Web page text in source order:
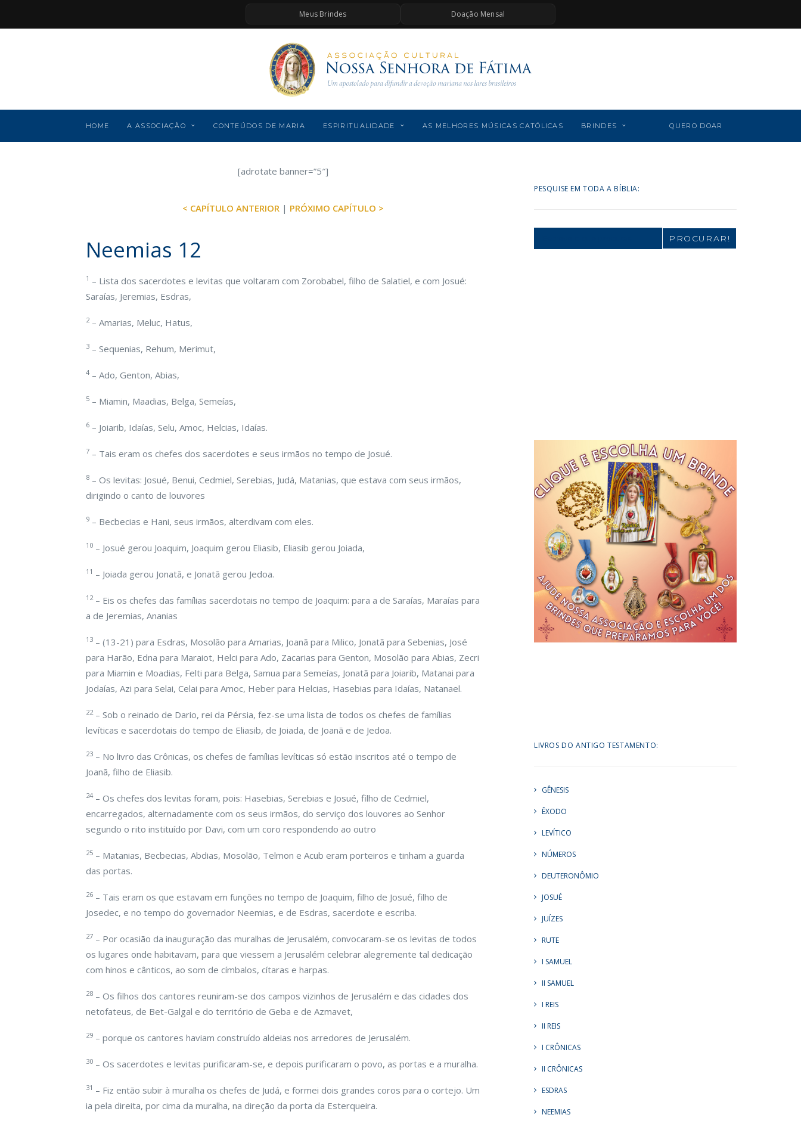
Meus Brindes Doação Mensal
HOME A ASSOCIAÇÃO CONTEÚDOS DE MARIA ESPIRITUALIDADE AS MELHORES MÚSICAS CATÓLICAS BRINDES QUERO DOAR
[adrotate banner=”5″]
< CAPÍTULO ANTERIOR | PRÓXIMO CAPÍTULO >
Neemias 12
1 – Lista dos sacerdotes e levitas que voltaram com Zorobabel, filho de Salatiel, e com Josué:
Saraías, Jeremias, Esdras,
2– Amarias, Meluc, Hatus,
3 – Sequenias, Rehum, Merimut,
4 – Ado, Genton, Abias,
5 – Miamin, Maadias, Belga, Semeías,
6 – Joiarib, Idaías, Selu, Amoc, Helcias, Idaías.
7 – Tais eram os chefes dos sacerdotes e seus irmãos no tempo de Josué.
8 – Os levitas: Josué, Benui, Cedmiel, Serebias, Judá, Matanias, que estava com seus irmãos,
dirigindo o canto de louvores
9 – Becbecias e Hani, seus irmãos, alterdivam com eles.
10 – Josué gerou Joaquim, Joaquim gerou Eliasib, Eliasib gerou Joiada,
11 – Joiada gerou Jonatã, e Jonatã gerou Jedoa.
12– Eis os chefes das famílias sacerdotais no tempo de Joaquim: para a de Saraías, Maraías para
a de Jeremias, Ananias
13 – (13-21) para Esdras, Mosolão para Amarias, Joanã para Milico, Jonatã para Sebenias, José
para Harão, Edna para Maraiot, Helci para Ado, Zacarias para Genton, Mosolão para Abias, Zecri
para Miamin e Moadias, Felti para Belga, Samua para Semeías, Jonatã para Joiarib, Matanai para
Jodaías, Azi para Selai, Celai para Amoc, Heber para Helcias, Hasebias para Idaías, Natanael.
22– Sob o reinado de Dario, rei da Pérsia, fez-se uma lista de todos os chefes de famílias
levíticas e sacerdotais do tempo de Eliasib, de Joiada, de Joanã e de Jedoa.
23 – No livro das Crônicas, os chefes de famílias levíticas só estão inscritos até o tempo de
Joanã, filho de Eliasib.
24 – Os chefes dos levitas foram, pois: Hasebias, Serebias e Josué, filho de Cedmiel,
encarregados, alternadamente com os seus irmãos, do serviço dos louvores ao Senhor
segundo o rito instituído por Davi, com um coro respondendo ao outro
25 – Matanias, Becbecias, Abdias, Mosolão, Telmon e Acub eram porteiros e tinham a guarda
das portas.
26 – Tais eram os que estavam em funções no tempo de Joaquim, filho de Josué, filho de
Josedec, e no tempo do governador Neemias, e de Esdras, sacerdote e escriba.
27 – Por ocasião da inauguração das muralhas de Jerusalém, convocaram-se os levitas de todos
os lugares onde habitavam, para que viessem a Jerusalém celebrar alegremente tal dedicação
com hinos e cânticos, ao som de címbalos, cítaras e harpas.
28 – Os filhos dos cantores reuniram-se dos campos vizinhos de Jerusalém e das cidades dos
netofateus, de Bet-Galgal e do território de Geba e de Azmavet,
29 – porque os cantores haviam construído aldeias nos arredores de Jerusalém.
30 – Os sacerdotes e levitas purificaram-se, e depois purificaram o povo, as portas e a muralha.
31 – Fiz então subir à muralha os chefes de Judá, e formei dois grandes coros para o cortejo. Um
ia pela direita, por cima da muralha, na direção da porta da Esterqueira.
PESQUISE EM TODA A BÍBLIA:
Search
LIVROS DO ANTIGO TESTAMENTO:
GÊNESIS
ÊXODO
LEVÍTICO
NÚMEROS
DEUTERONÔMIO
JOSUÉ
JUÍZES
RUTE
I SAMUEL
II SAMUEL
I REIS
II REIS
I CRÔNICAS
II CRÔNICAS
ESDRAS
NEEMIAS